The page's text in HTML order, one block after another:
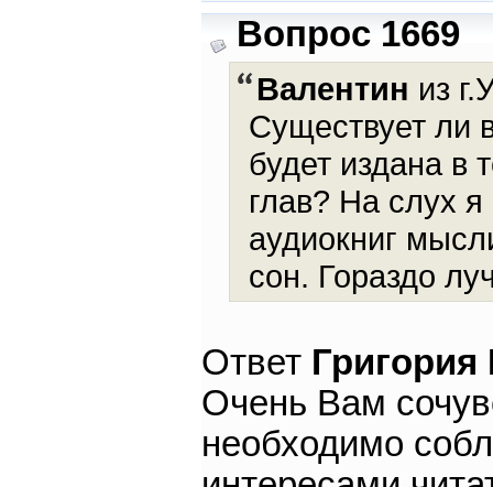
Вопрос 1669
Валентин из
Существует ли
будет издана в
глав? На слух
аудиокниг
сон. Гораздо
Ответ
Очень Вам
необходимо